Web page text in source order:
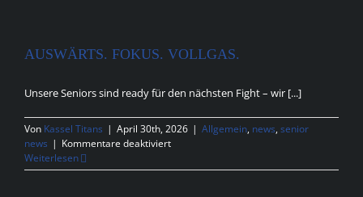
AUSWÄRTS. FOKUS. VOLLGAS.
Unsere Seniors sind ready für den nächsten Fight – wir [...]
Von Kassel Titans | April 30th, 2026 | Allgemein, news, senior
news | Kommentare deaktiviertfür
FOKUS.
Weiterlesen